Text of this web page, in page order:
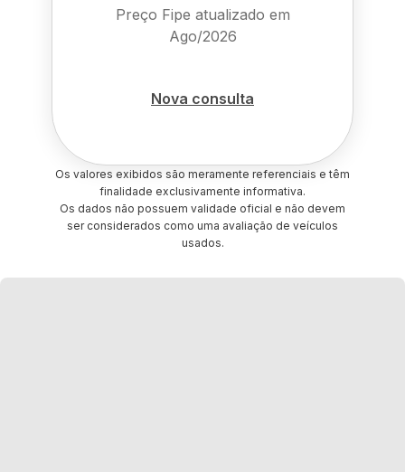
Preço Fipe atualizado em
Ago/2026
Nova consulta
Os valores exibidos são meramente referenciais e têm
finalidade exclusivamente informativa.
Os dados não possuem validade oficial e não devem
ser considerados como uma avaliação de veículos
usados.